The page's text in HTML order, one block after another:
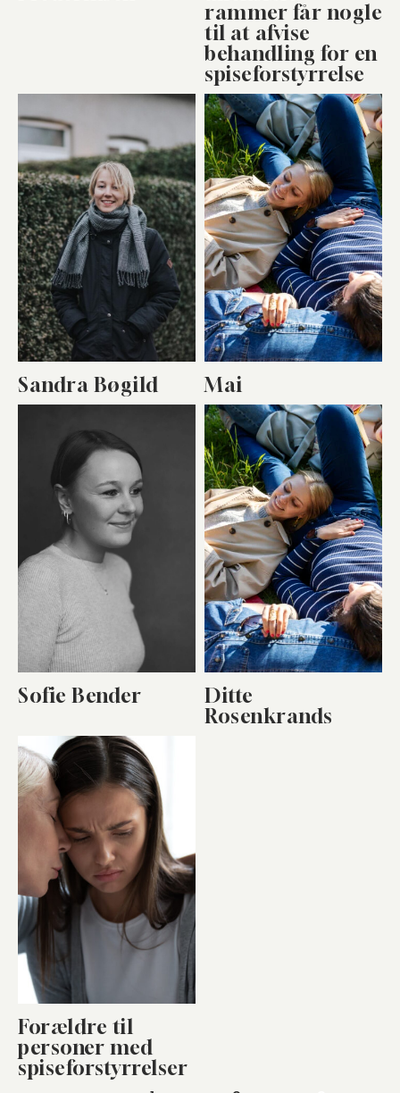
rammer får nogle
til at afvise
behandling for en
spiseforstyrrelse
Sandra Bøgild Mai
Sofie Bender
Ditte
Rosenkrands
Forældre til
personer med
spiseforstyrrelser